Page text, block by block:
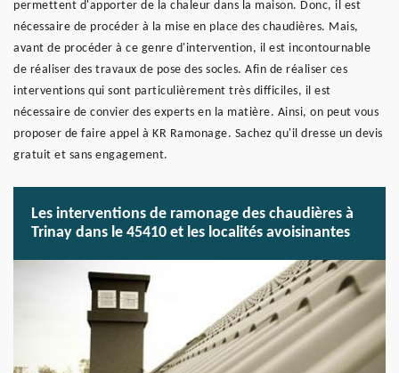
permettent d'apporter de la chaleur dans la maison. Donc, il est
nécessaire de procéder à la mise en place des chaudières. Mais,
avant de procéder à ce genre d'intervention, il est incontournable
de réaliser des travaux de pose des socles. Afin de réaliser ces
interventions qui sont particulièrement très difficiles, il est
nécessaire de convier des experts en la matière. Ainsi, on peut vous
proposer de faire appel à KR Ramonage. Sachez qu'il dresse un devis
gratuit et sans engagement.
Les interventions de ramonage des chaudières à
Trinay dans le 45410 et les localités avoisinantes